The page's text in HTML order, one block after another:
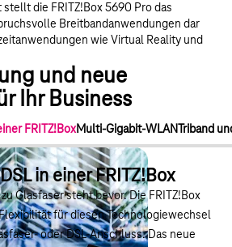
die FRITZ!Box 5690 Pro das
Breitbandanwendungen dar
wie Virtual Reality und
und neue
Ihr Business
FRITZ!BoxMulti-Gigabit-WLAN Triband
in einer FRITZ!Box
Glasfaser steht bevor. Die FRITZ!Box
für diesen Technologiewechsel
oder DSL-Anschluss. Das neue